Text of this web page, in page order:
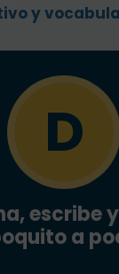
y
D
escribe
a